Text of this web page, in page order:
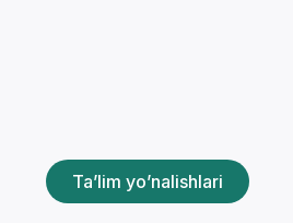
Ta’lim yo’nalishlari